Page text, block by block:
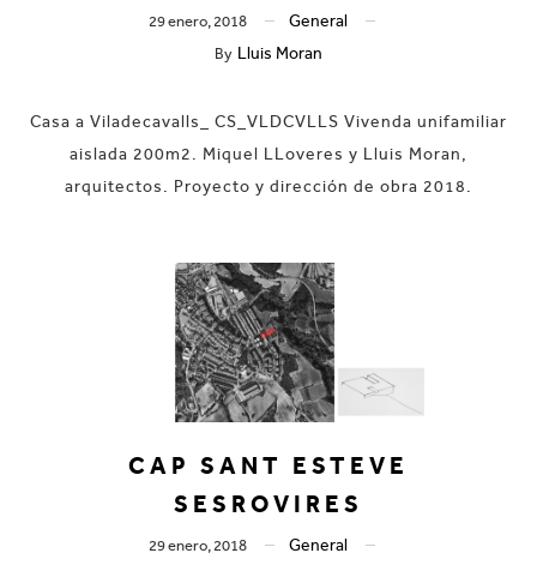
29 enero, 2018 General
By Lluis Moran
Casa a Viladecavalls_ CS_VLDCVLLS Vivenda unifamiliar
aislada 200m2. Miquel LLoveres y Lluis Moran,
arquitectos. Proyecto y dirección de obra 2018.
CAP SANT ESTEVE
SESROVIRES
29 enero, 2018 General